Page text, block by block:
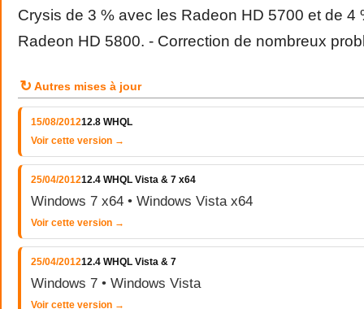
Crysis de 3 % avec les Radeon HD 5700 et de 4
Radeon HD 5800. - Correction de nombreux
↻ Autres mises à jour
15/08/201212.8 WHQL
Voir cette version →
25/04/201212.4 WHQL Vista & 7 x64
Windows 7 x64 • Windows Vista x64
Voir cette version →
25/04/201212.4 WHQL Vista & 7
Windows 7 • Windows Vista
Voir cette version →